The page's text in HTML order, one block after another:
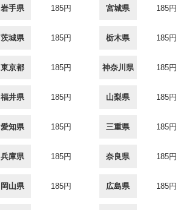
岩手県 185円 宮城県 185円
茨城県 185円 栃木県 185円
東京都 185円 神奈川県 185円
福井県 185円 山梨県 185円
愛知県 185円 三重県 185円
兵庫県 185円 奈良県 185円
岡山県 185円 広島県 185円